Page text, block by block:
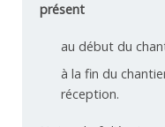
présent
au début du
à la fin du
réception.